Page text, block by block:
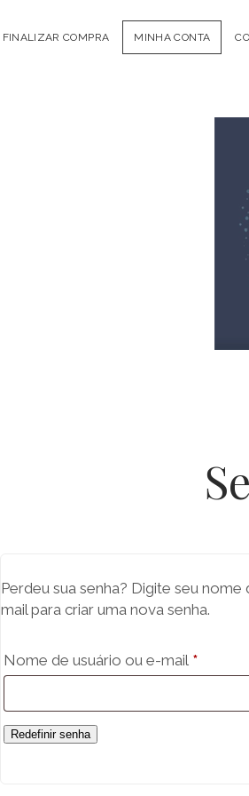
FINALIZAR COMPRA MINHA CONTA
Perdeu sua senha? Digite seu
mail para criar uma nova senha.
Nome de usuário ou e-mail *
Redefinir senha